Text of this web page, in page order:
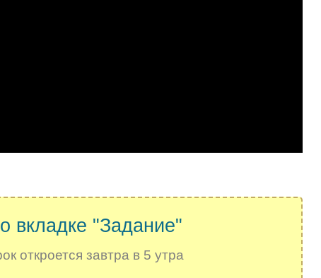
вкладке "Задание"
откроется завтра в 5 утра